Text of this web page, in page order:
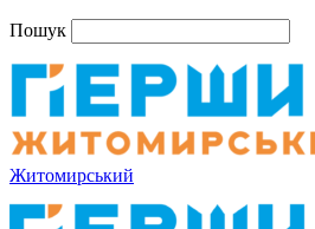
Пошук
Житомирський